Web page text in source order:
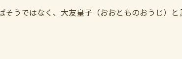
うではなく、大友皇子（おおとものおうじ）と